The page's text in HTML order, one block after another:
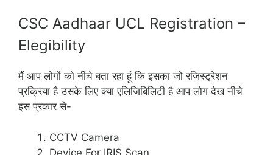
CSC Aadhaar UCL Registration –
Elegibility
मैं आप लोगों को नीचे बता रहा हूं कि इसका जो रजिस्ट्रेशन
प्रक्रिया है उसके लिए क्या एलिजिबिलिटी है आप लोग देख नीचे
इस प्रकार से-
CCTV Camera
Device For IRIS Scan